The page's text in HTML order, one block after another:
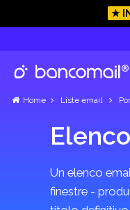
★
Home Liste email
Un elenco
finestre -